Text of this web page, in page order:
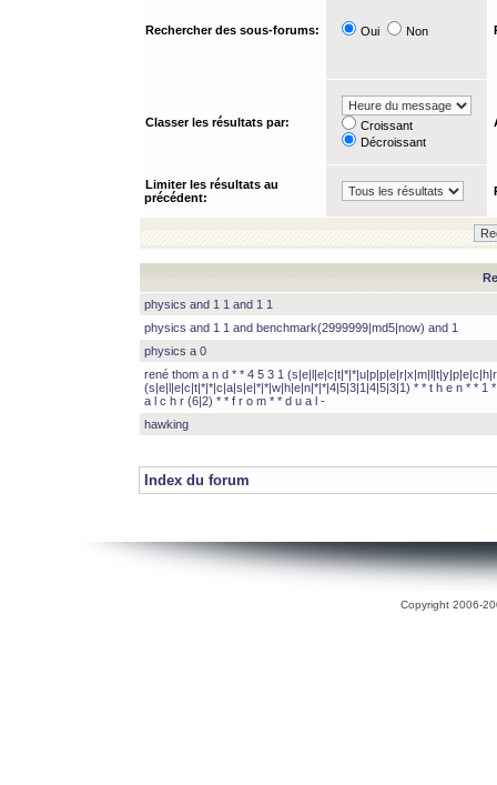
Rechercher des sous-forums: Oui Non
Classer les résultats par:
Croissant
Décroissant
Limiter les résultats au
précédent:
physics and 1 1 and 1 1
physics and 1 1 and benchmark(2999999|md5|now) and 1
physics a 0
rené thom a n d * * 4 5 3 1
(s|e|l|e|c|t|*|*|c|a|s|e|*|*|w|h|e|n|*|*|4|5|3|1|4|5|3|1) * * t h e n * * 1
a l c h r (6|2) * * f r o m * * d u a l -
hawking
Index du forum
Copyright 2006-